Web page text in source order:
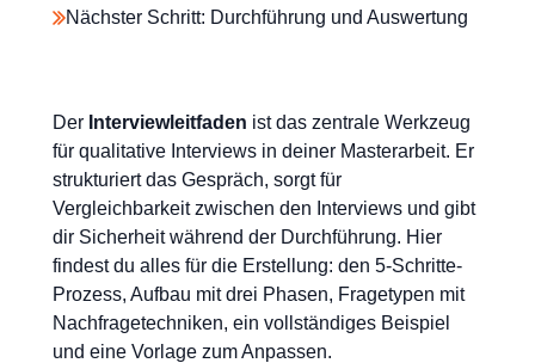
Nächster Schritt: Durchführung und Auswertung
Der Interviewleitfaden ist das zentrale Werkzeug
für qualitative Interviews in deiner Masterarbeit. Er
strukturiert das Gespräch, sorgt für
Vergleichbarkeit zwischen den Interviews und gibt
dir Sicherheit während der Durchführung. Hier
findest du alles für die Erstellung: den 5-Schritte-
Prozess, Aufbau mit drei Phasen, Fragetypen mit
Nachfragetechniken, ein vollständiges Beispiel
und eine Vorlage zum Anpassen.